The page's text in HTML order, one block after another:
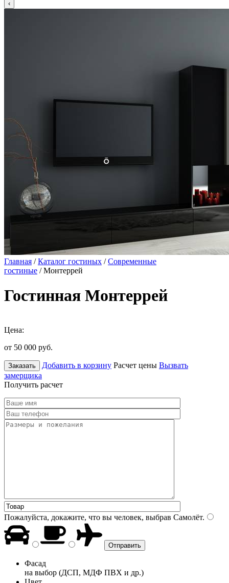
Главная /Каталог гостиных /Современные
гостиные / Монтеррей
Гостинная Монтеррей
Цена:
от 50 000 руб.
Заказать Добавить в корзину Расчет цены Вызвать
замерщика
Получить расчет
Пожалуйста, докажите, что вы человек, выбрав Самолёт.
Фасад
на выбор (ДСП, МДФ ПВХ и др.)